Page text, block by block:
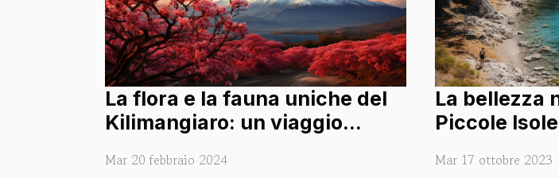
La flora e la fauna uniche del
Kilimangiaro: un viaggio
Mar 20 febbraio 2024
La bellezza
Piccole
Mar 17 ottobre 2023